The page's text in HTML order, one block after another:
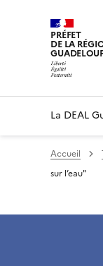
PRÉFET
DE LA
La DEAL
Accueil
sur l’eau"